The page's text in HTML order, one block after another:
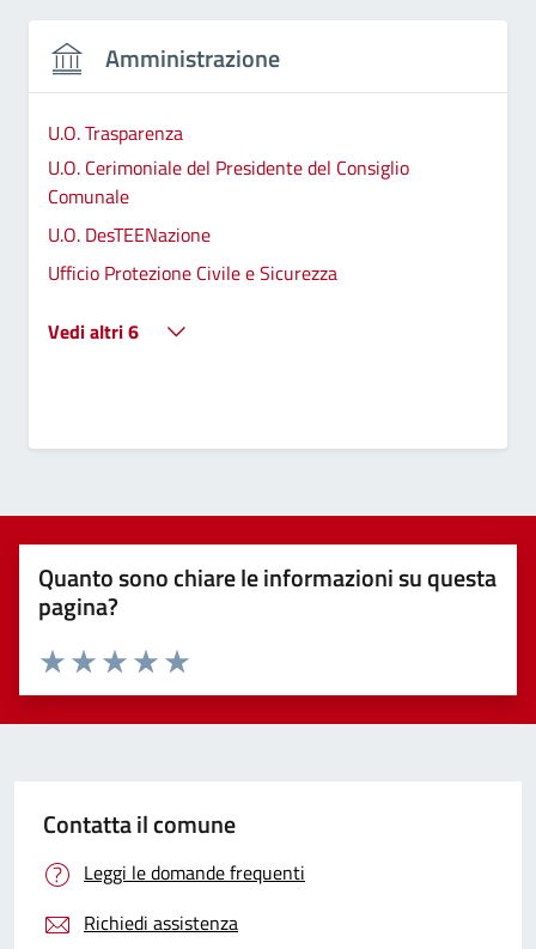
Amministrazione
U.O. Trasparenza
U.O. Cerimoniale del Presidente del Consiglio
Comunale
U.O. DesTEENazione
Ufficio Protezione Civile e Sicurezza
Vedi altri 6
Quanto sono chiare le informazioni su questa
pagina?
Valuta 5 stelle su 5
Valuta 4 stelle su 5
Valuta 3 stelle su 5
Valuta 2 stelle su 5
Valuta 1 stelle su 5
Contatta il comune
Leggi le domande frequenti
Richiedi assistenza